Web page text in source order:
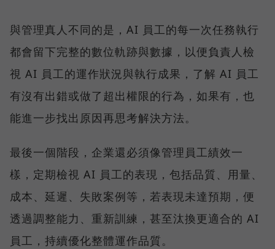
與管理真人不同的是，AI 員工的每一次任務執行
都會留下完整的數位軌跡與數據，以便負責人檢
視 AI 員工的運作狀況與執行成果，了解 AI 員工
有沒有出錯或做了超出權限的行為，如果有，也
能進一步找出原因再思考解決方法。
最後一個階段，企業還必須像管理員工績效一
樣，定期檢視 AI 員工的表現，包括品質、用量、
成本、延遲、失敗案例等，若表現未達預期，便
透過調整能力、重新訓練，甚至汰換更適合的 AI
員工，持續優化整體運作品質。